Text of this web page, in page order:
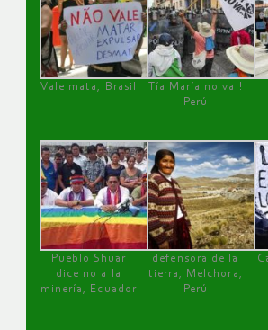
Vale mata, Brasil
Tía María no va !
Perú
Pueblo Shuar
dice no a la
minería, Ecuador
defensora de la
tierra, Melchora,
Perú